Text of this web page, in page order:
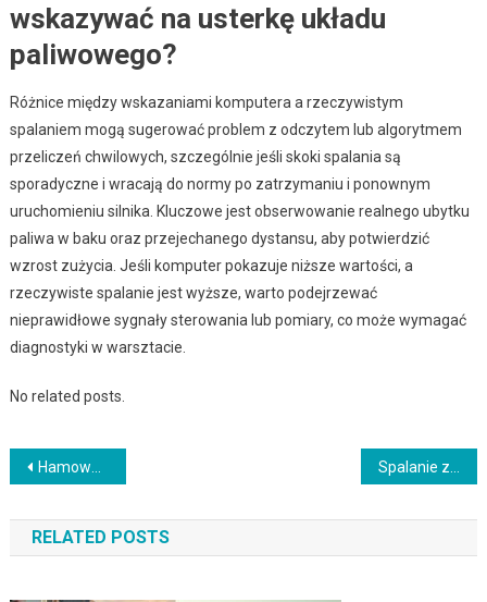
wskazywać na usterkę układu
paliwowego?
Różnice między wskazaniami komputera a rzeczywistym
spalaniem mogą sugerować problem z odczytem lub algorytmem
przeliczeń chwilowych, szczególnie jeśli skoki spalania są
sporadyczne i wracają do normy po zatrzymaniu i ponownym
uruchomieniu silnika. Kluczowe jest obserwowanie realnego ubytku
paliwa w baku oraz przejechanego dystansu, aby potwierdzić
wzrost zużycia. Jeśli komputer pokazuje niższe wartości, a
rzeczywiste spalanie jest wyższe, warto podejrzewać
nieprawidłowe sygnały sterowania lub pomiary, co może wymagać
diagnostyki w warsztacie.
No related posts.
Nawigacja
wpisu
Hamowanie silnikiem a oszczędzanie paliwa – kiedy działa odcięcie wtrysku i kiedy nie
RELATED POSTS